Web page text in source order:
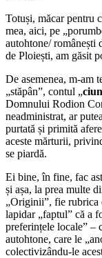
Totuși, măcar pentru
mea, aici, pe
autohtone/ românești
de Ploiești, am găsit
De asemenea, m-am
„stăpân”, contul „
Domnului Rodion
neadministrat, ar
purtată și primită
aceste mărturii,
se piardă.
Ei bine, în fine, fac
și așa, la prea multe
„Originii”, fie rubrica
lapidar „faptul” că a
preferințele locale” –
autohtone, care le
colectivizându-le